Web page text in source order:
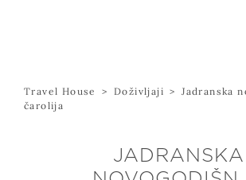
Travel House > Doživljaji >
Jadranska
čarolija
JADRANSKA